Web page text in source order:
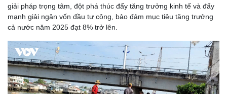
giải pháp trọng tâm, đột phá thúc đẩy tăng trưởng kinh tế và đẩy
mạnh giải ngân vốn đầu tư công, bảo đảm mục tiêu tăng trưởng
cả nước năm 2025 đạt 8% trở lên.